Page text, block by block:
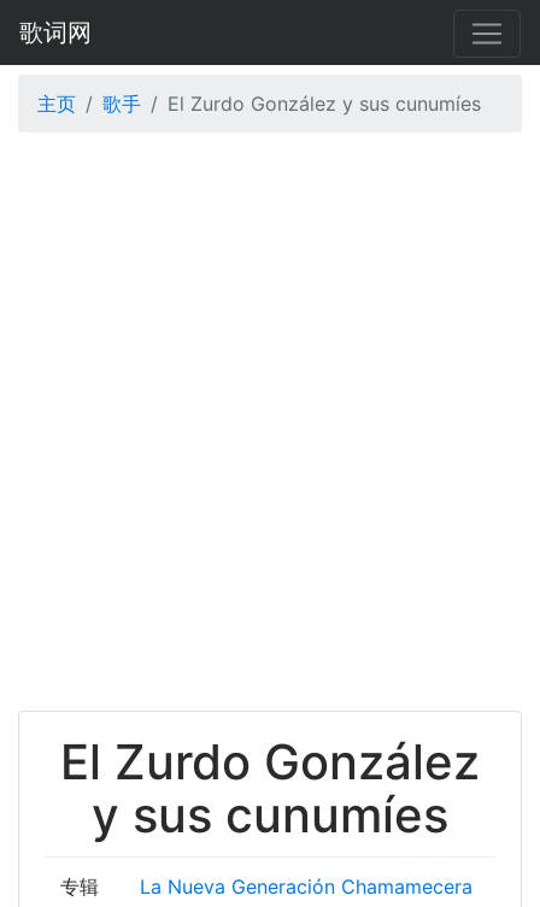
歌词网
主页 歌手 El Zurdo González y sus cunumíes
El Zurdo González
y sus cunumíes
专辑 La Nueva Generación Chamamecera